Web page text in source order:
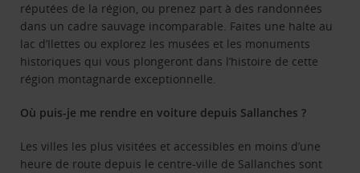
réputées de la région, ou prenez part à des randonnées
dans un cadre sauvage incomparable. Faites une halte au
lac d’Ilettes ou explorez les musées et les monuments
historiques qui vous plongeront dans l’histoire de cette
région montagnarde exceptionnelle.
Où puis-je me rendre en voiture depuis Sallanches ?
Les villes les plus visitées et accessibles en moins d’une
heure de route depuis le centre-ville de Sallanches sont